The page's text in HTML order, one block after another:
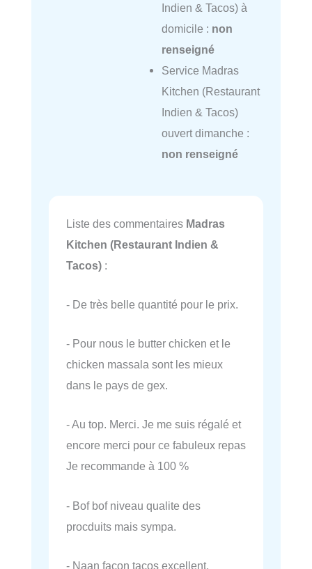
Indien & Tacos) à
domicile : non
renseigné
Service Madras
Kitchen (Restaurant
Indien & Tacos)
ouvert dimanche :
non renseigné
Liste des commentaires Madras
Kitchen (Restaurant Indien &
Tacos) :
- De très belle quantité pour le prix.
- Pour nous le butter chicken et le
chicken massala sont les mieux
dans le pays de gex.
- Au top. Merci. Je me suis régalé et
encore merci pour ce fabuleux repas
Je recommande à 100 %
- Bof bof niveau qualite des
procduits mais sympa.
- Naan façon tacos excellent,